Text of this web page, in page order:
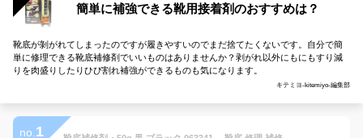
簡単に補強できる靴用接着剤のおすすめは？
靴底が剝がれてしまったのですが履きやすいのでまだ捨てたくないです。自分で簡
単に修理できる靴底補修剤でいいものはありませんか？剥がれ以外にもにもすり減
りを肉盛りしたりひび割れ補強ができるものも気になります。
キテミヨ-kitemiyo-編集部
no. 1